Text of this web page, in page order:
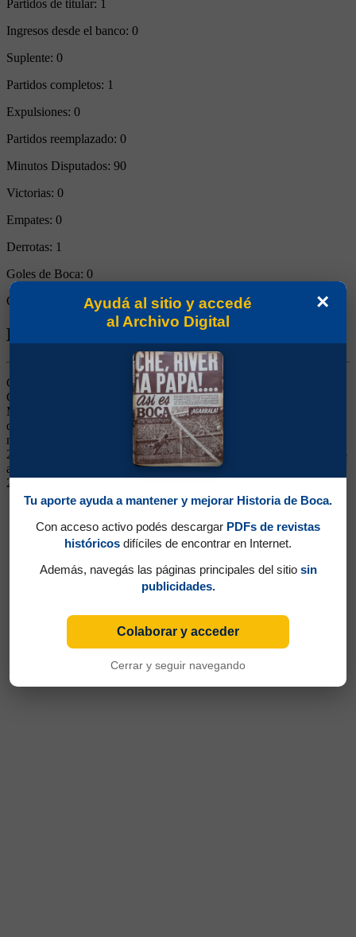
Partidos de titular: 1
Ingresos desde el banco: 0
Suplente: 0
Partidos completos: 1
Expulsiones: 0
Partidos reemplazado: 0
Minutos Disputados: 90
Victorias: 0
Empates: 0
Derrotas: 1
Goles de Boca: 0
Goles rivales:
Biografía de Jorman David Campuzano
Ganó 5 títulos (Superliga 2019/2020, Copa Diego Maradona 2020,
Copa Argentina 2021, Copa Liga Profesional y Campeonato 2022).
Mediocampista. Jugó en Deportivo Pereira y en Atlético Nacional
de Medellín. Arribó a Boca en enero de 2019. Fue de menor a
mayor, hasta tener un nivel destacado en la obtención del título de
2020. Luego decayó. Continuó en Giresunspor de Turquía. Regresó
a mediados de 2023. Se fue a Nacional de Medellín en junio de
2024
×
Ayudá al sitio y accedé
al Archivo Digital
Tu aporte ayuda a mantener y mejorar Historia de Boca.
Con acceso activo podés descargar PDFs de revistas
históricos difíciles de encontrar en Internet.
Además, navegás las páginas principales del sitio sin
publicidades.
Colaborar y acceder
Cerrar y seguir navegando